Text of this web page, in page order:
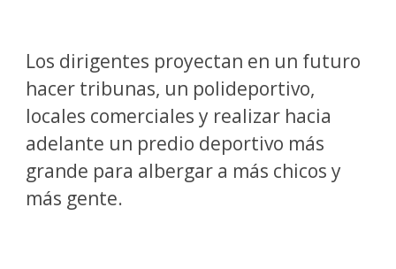
Los dirigentes proyectan en un futuro
hacer tribunas, un polideportivo,
locales comerciales y realizar hacia
adelante un predio deportivo más
grande para albergar a más chicos y
más gente.